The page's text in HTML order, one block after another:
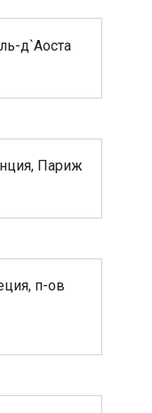
д`Аоста
Париж
п-ов